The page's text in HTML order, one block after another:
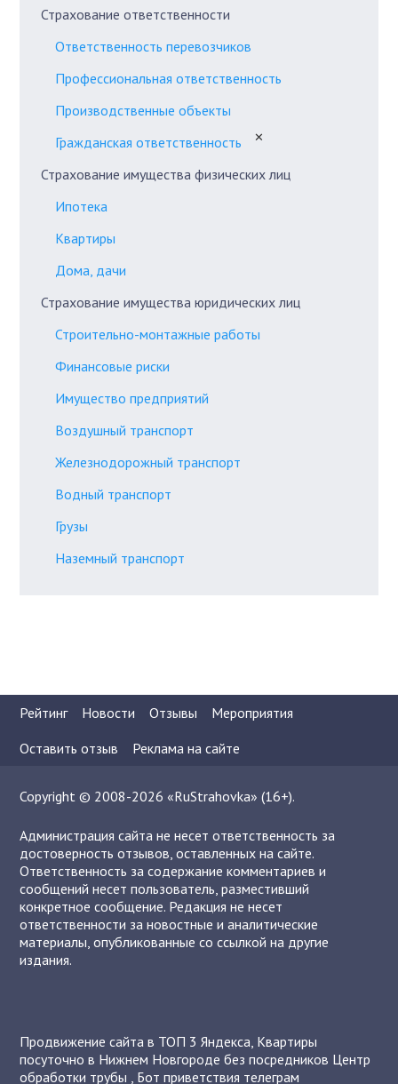
Страхование ответственности
Ответственность перевозчиков
Профессиональная ответственность
Производственные объекты
Гражданская ответственность
✕
Страхование имущества физических лиц
Ипотека
Квартиры
Дома, дачи
Страхование имущества юридических лиц
Строительно-монтажные работы
Финансовые риски
Имущество предприятий
Воздушный транспорт
Железнодорожный транспорт
Водный транспорт
Грузы
Наземный транспорт
Рейтинг Новости Отзывы
Мероприятия
Оставить отзыв
Реклама на сайте
Copyright © 2008-2026 «RuStrahovka» (16+).
Администрация сайта не несет ответственность за
достоверность отзывов, оставленных на сайте.
Ответственность за содержание комментариев и
сообщений несет пользователь, разместивший
конкретное сообщение. Редакция не несет
ответственности за новостные и аналитические
материалы, опубликованные со ссылкой на другие
издания.
Продвижение сайта в ТОП 3 Яндекса Квартиры
посуточно в Нижнем Новгороде без посредников Центр
обработки трубы
Бот приветствия телеграм